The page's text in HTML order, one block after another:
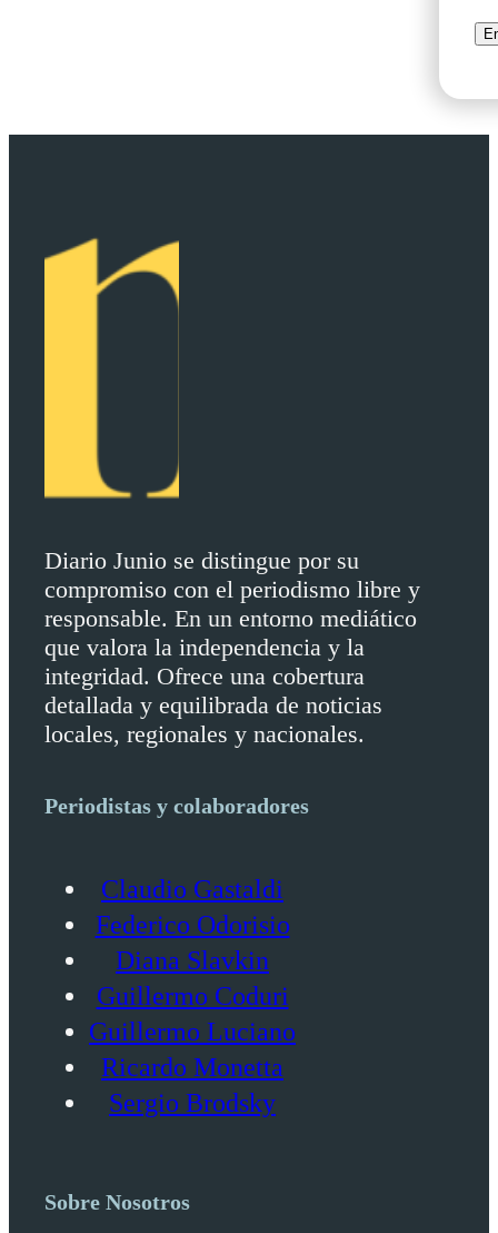
Diario Junio se distingue por su
compromiso con el periodismo libre y
responsable. En un entorno mediático
que valora la independencia y la
integridad. Ofrece una cobertura
detallada y equilibrada de noticias
locales, regionales y nacionales.
Periodistas y colaboradores
Claudio Gastaldi
Federico Odorisio
Diana Slavkin
Guillermo Coduri
Guillermo Luciano
Ricardo Monetta
Sergio Brodsky
Sobre Nosotros